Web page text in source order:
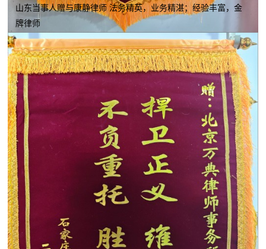
山东当事人赠与康静律师 法务精英，业务精湛；经验丰富，金
牌律师